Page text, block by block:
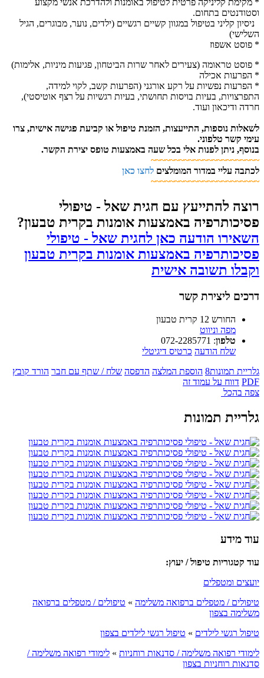
* מקימת קליניקה פרטית לטיפול באומנות ולהדרכת אנשי מקצוע
וסטודנטים בתחום.
ניסיון קליני בטיפול במגוון קשיים רגשיים (ילדים, נוער, מבוגרים, הגיל
השלישי)
* פוסט אשפוז
* פוסט טראומה (צעירים לאחר שרות הביטחון, פגיעות מיניות, אלימות)
* הפרעות אכילה
* הפרעות נפשיות על רקע אורגני (הפרעות קשב, לקוי למידה,
התפרצויות, בעיות בויסות תחושתי, בעיות רגשיות על רצף אוטיסטי),
חרדה ודיכאון ועוד.
לשאלות נוספות, התייעצות, הזמנת טיפול או קביעת פגישה אישית, צרו
עימי קשר טלפוני.
בנוסף, ניתן לפנות אלי בכל שעה באמצעות טופס יצירת הקשר.
~~~~~~~~~~~~~~~~~~~~~~~
לכתבה עליי במדור המומלצים לחצו כאן
~~~~~~~~~~~~~~~~~~~~~~~
רוצה להתייעץ עם חגית שאל - טיפולי
פסיכותרפיה באמצעות אומנות בקרית טבעון?
השאירו הודעה כאן לחגית שאל - טיפולי
פסיכותרפיה באמצעות אומנות בקרית טבעון
וקבלו תשובה אישית
דרכים ליצירת קשר
החורש 12 קרית טבעון
מפה וניווט
טלפון:
072-2285771
שלח הודעה כרטיס דיגיטלי
גלריית תמונות8 הוספת המלצה הדפסה שלח / שתף עם חבר הורד קובץ
PDF דווח על עמוד זה
צפה בהכל
גלריית תמונות
עוד מידע
עוד קטגוריות טיפול / יעוץ:
יועצים ומטפלים
טיפולים / מטפלים ברפואה משלימה » טיפולים / מטפלים ברפואה
משלימה בצפון
טיפול רגשי לילדים » טיפול רגשי לילדים בצפון
לימודי רפואה משלימה / סדנאות רוחניות » לימודי רפואה משלימה /
סדנאות רוחניות בצפון